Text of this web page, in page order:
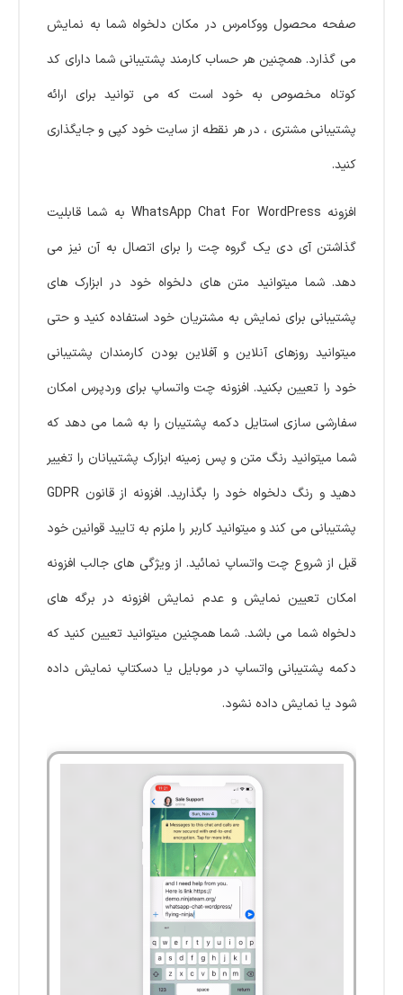
صفحه محصول ووکامرس در مکان دلخواه شما به نمایش
می گذارد. همچنین هر حساب کارمند پشتیبانی شما دارای کد
کوتاه مخصوص به خود است که می توانید برای ارائه
پشتیبانی مشتری ، در هر نقطه از سایت خود کپی و جایگذاری
کنید.
افزونه WhatsApp Chat For WordPress به شما قابلیت
گذاشتن آی دی یک گروه چت را برای اتصال به آن نیز می
دهد. شما میتوانید متن های دلخواه خود در ابزارک های
پشتیبانی برای نمایش به مشتریان خود استفاده کنید و حتی
میتوانید روزهای آنلاین و آفلاین بودن کارمندان پشتیبانی
خود را تعیین بکنید. افزونه چت واتساپ برای وردپرس امکان
سفارشی سازی استایل دکمه پشتیبان را به شما می دهد که
شما میتوانید رنگ متن و پس زمینه ابزارک پشتیبانان را تغییر
دهید و رنگ دلخواه خود را بگذارید. افزونه از قانون GDPR
پشتیبانی می کند و میتوانید کاربر را ملزم به تایید قوانین خود
قبل از شروع چت واتساپ نمائید. از ویژگی های جالب افزونه
امکان تعیین نمایش و عدم نمایش افزونه در برگه های
دلخواه شما می باشد. شما همچنین میتوانید تعیین کنید که
دکمه پشتیبانی واتساپ در موبایل یا دسکتاپ نمایش داده
شود یا نمایش داده نشود.